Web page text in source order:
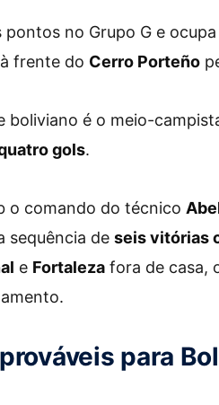
pontos no Grupo G e
frente do Cerro Porteño
boliviano é o meio-
gols.
o comando do técnico
sequência de seis vitórias
e Fortaleza fora de casa,
para